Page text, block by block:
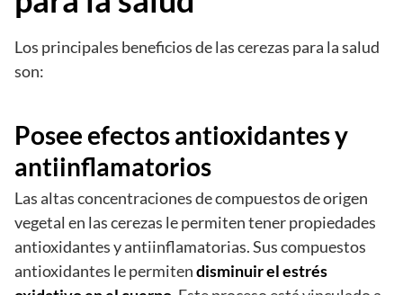
Los principales beneficios de las cerezas para la salud
son:
Posee efectos antioxidantes y
antiinflamatorios
Las altas concentraciones de compuestos de origen
vegetal en las cerezas le permiten tener propiedades
antioxidantes y antiinflamatorias. Sus compuestos
antioxidantes le permitendisminuir el estrés